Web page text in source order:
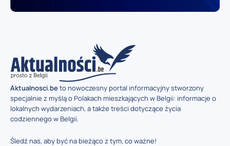
Aktualnosci.beto nowoczesny portal informacyjny stworzony
specjalnie z myślą o Polakach mieszkających w Belgii: informacje o
lokalnych wydarzeniach, a także treści dotyczące życia
codziennego w Belgii.
Śledź nas, aby być na bieżąco z tym, co ważne!